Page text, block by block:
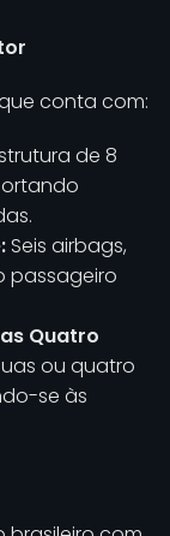
conta com:
de 8
Seis airbags,
passageiro
Quatro
ou quatro
se às